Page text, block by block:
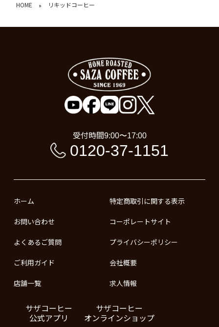
HOME » リキッドコーヒー
受付時間9:00〜17:00
0120-37-1151
ホーム
お問い合わせ
よくあるご質問
ご利用ガイド
店舗一覧
特定商取引に関する表示
コーポレートサイト
プライバシーポリシー
会社概要
求人情報
サザコーヒー
公式アプリ
サザコーヒー
オンラインショップ